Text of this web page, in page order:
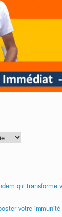
qui transforme
votre immunité